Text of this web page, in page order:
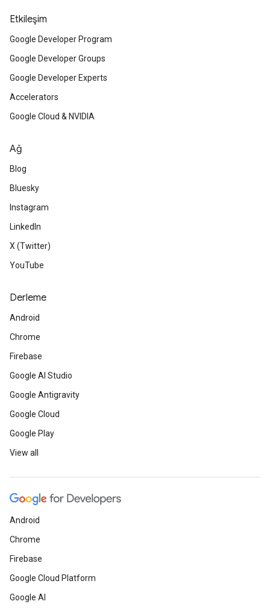
Etkileşim
Google Developer Program
Google Developer Groups
Google Developer Experts
Accelerators
Google Cloud & NVIDIA
Ağ
Blog
Bluesky
Instagram
LinkedIn
X (Twitter)
YouTube
Derleme
Android
Chrome
Firebase
Google AI Studio
Google Antigravity
Google Cloud
Google Play
View all
Android
Chrome
Firebase
Google Cloud Platform
Google AI